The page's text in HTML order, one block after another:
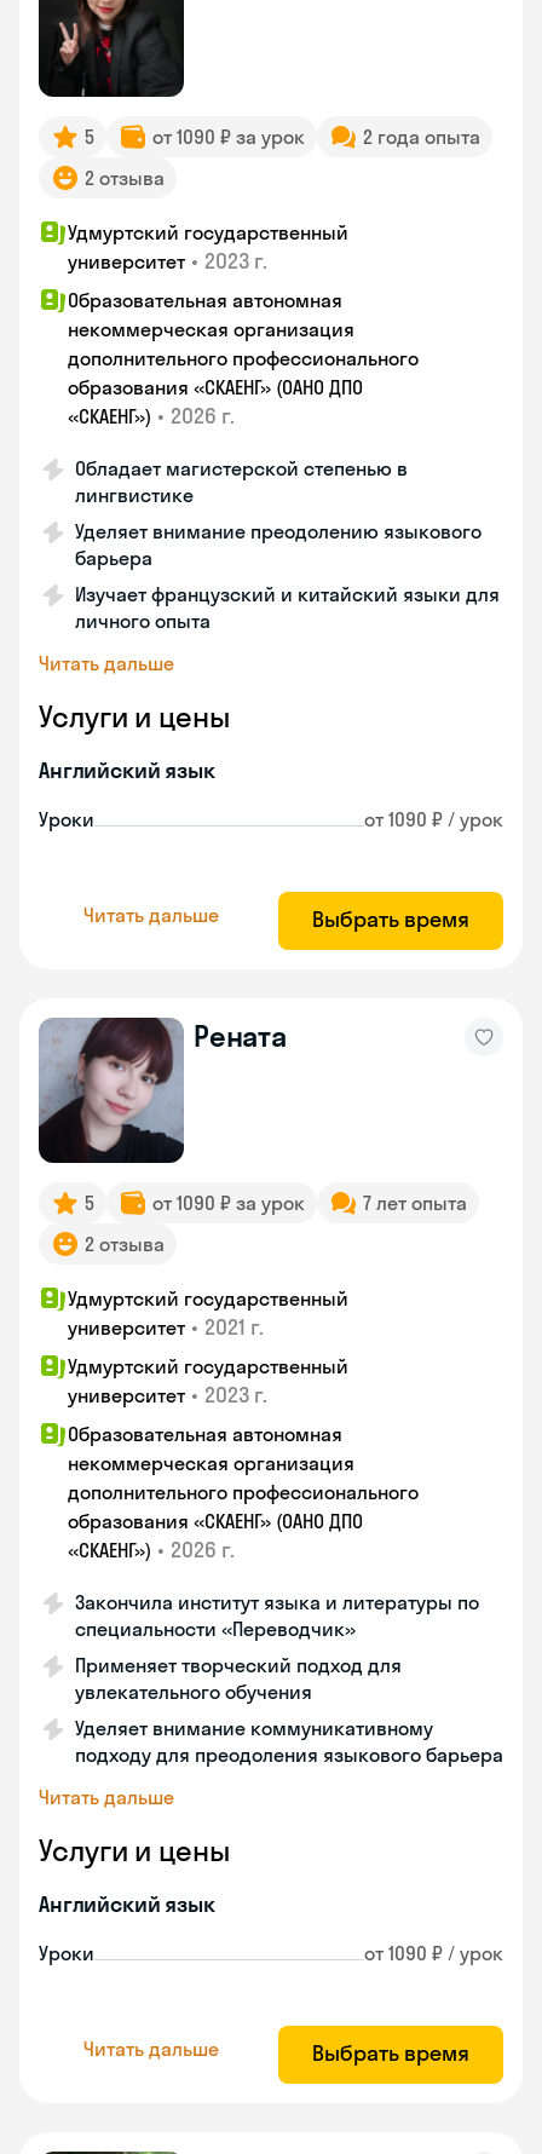
5 от 1090 ₽ за урок
2 года опыта
2 отзыва
Удмуртский государственный
университет • 2023 г.
Образовательная автономная
некоммерческая организация
дополнительного профессионального
образования «СКАЕНГ» (ОАНО ДПО
«СКАЕНГ») • 2026 г.
Обладает магистерской степенью в
лингвистике
Уделяет внимание преодолению языкового
барьера
Изучает французский и китайский языки для
личного опыта
Читать дальше
Услуги и цены
Английский язык
Уроки от 1090 ₽ / урок
Читать дальше Выбрать время
Рената
5 от 1090 ₽ за урок
7 лет опыта
2 отзыва
Удмуртский государственный
университет • 2021 г.
Удмуртский государственный
университет • 2023 г.
Образовательная автономная
некоммерческая организация
дополнительного профессионального
образования «СКАЕНГ» (ОАНО ДПО
«СКАЕНГ») • 2026 г.
Закончила институт языка и литературы по
специальности «Переводчик»
Применяет творческий подход для
увлекательного обучения
Уделяет внимание коммуникативному
подходу для преодоления языкового барьера
Читать дальше
Услуги и цены
Английский язык
Уроки от 1090 ₽ / урок
Читать дальше Выбрать время